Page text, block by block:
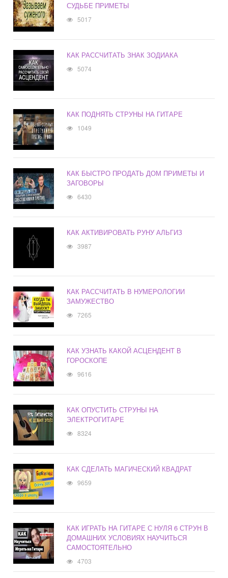
СУДЬБЕ ПРИМЕТЫ
5017
КАК РАССЧИТАТЬ ЗНАК ЗОДИАКА
5074
КАК ПОДНЯТЬ СТРУНЫ НА ГИТАРЕ
1049
КАК БЫСТРО ПРОДАТЬ ДОМ ПРИМЕТЫ И
ЗАГОВОРЫ
6430
КАК АКТИВИРОВАТЬ РУНУ АЛЬГИЗ
3987
КАК РАССЧИТАТЬ В НУМЕРОЛОГИИ
ЗАМУЖЕСТВО
7265
КАК УЗНАТЬ КАКОЙ АСЦЕНДЕНТ В
ГОРОСКОПЕ
9616
КАК ОПУСТИТЬ СТРУНЫ НА
ЭЛЕКТРОГИТАРЕ
8324
КАК СДЕЛАТЬ МАГИЧЕСКИЙ КВАДРАТ
9659
КАК ИГРАТЬ НА ГИТАРЕ С НУЛЯ 6 СТРУН В
ДОМАШНИХ УСЛОВИЯХ НАУЧИТЬСЯ
САМОСТОЯТЕЛЬНО
4703